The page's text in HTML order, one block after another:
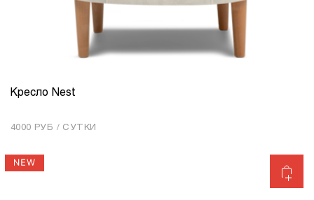
КОЛИЧЕСТВО
Кресло Nest
4000 РУБ / СУТКИ